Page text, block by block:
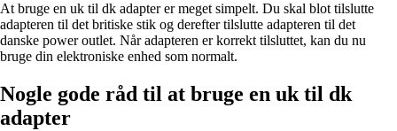
At bruge en uk til dk adapter er meget simpelt. Du skal blot tilslutte
adapteren til det britiske stik og derefter tilslutte adapteren til det
danske power outlet. Når adapteren er korrekt tilsluttet, kan du nu
bruge din elektroniske enhed som normalt.
Nogle gode råd til at bruge en uk til dk
adapter